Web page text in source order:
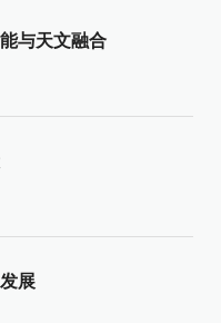
与天文融合
展